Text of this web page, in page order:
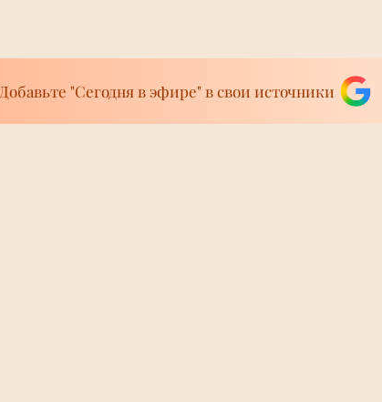
Добавьте "Сегодня в эфире" в свои источники